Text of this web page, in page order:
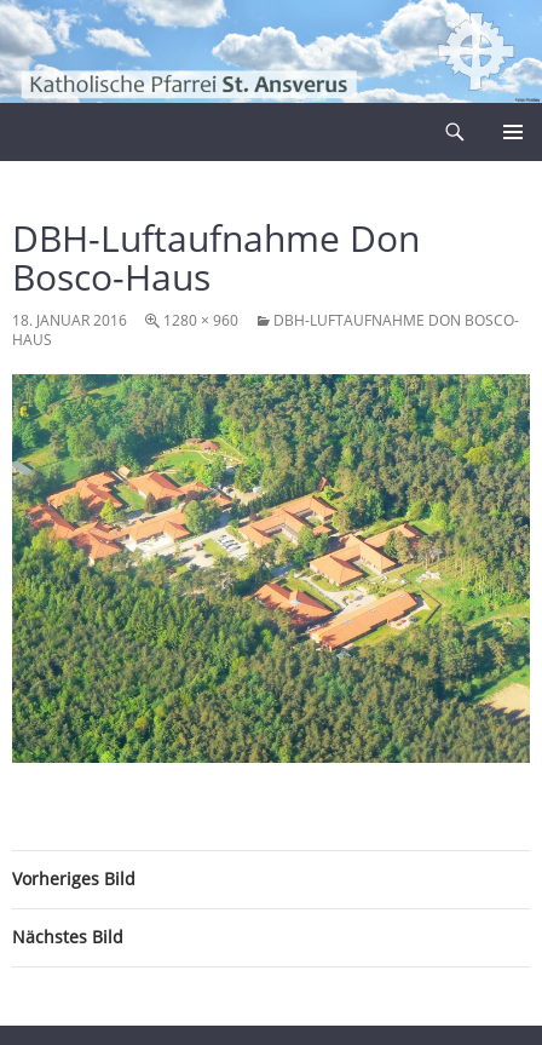
Zum
Inhalt
springen
DBH-Luftaufnahme Don
Bosco-Haus
18. JANUAR 2016 1280 × 960
DBH-LUFTAUFNAHME DON BOSCO-
HAUS
Vorheriges Bild
Nächstes Bild